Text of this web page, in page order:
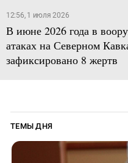
12:56, 1 июля 2026
В июне 2026 года в
атаках на Северном
зафиксировано 8 жертв
ТЕМЫ ДНЯ